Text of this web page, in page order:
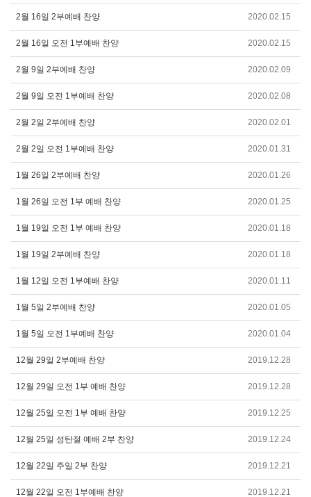
2월 16일 2부예배 찬양 2020.02.15
2월 16일 오전 1부예배 찬양 2020.02.15
2월 9일 2부예배 찬양 2020.02.09
2월 9일 오전 1부예배 찬양 2020.02.08
2월 2일 2부예배 찬양 2020.02.01
2월 2일 오전 1부예배 찬양 2020.01.31
1월 26일 2부예배 찬양 2020.01.26
1월 26일 오전 1부 예배 찬양 2020.01.25
1월 19일 오전 1부 예배 찬양 2020.01.18
1월 19일 2부예배 찬양 2020.01.18
1월 12일 오전 1부예배 찬양 2020.01.11
1월 5일 2부예배 찬양 2020.01.05
1월 5일 오전 1부예배 찬양 2020.01.04
12월 29일 2부예배 찬양 2019.12.28
12월 29일 오전 1부 예배 찬양 2019.12.28
12월 25일 오전 1부 예배 찬양 2019.12.25
12월 25일 성탄절 예배 2부 찬양 2019.12.24
12월 22일 주일 2부 찬양 2019.12.21
12월 22일 오전 1부예배 찬양 2019.12.21